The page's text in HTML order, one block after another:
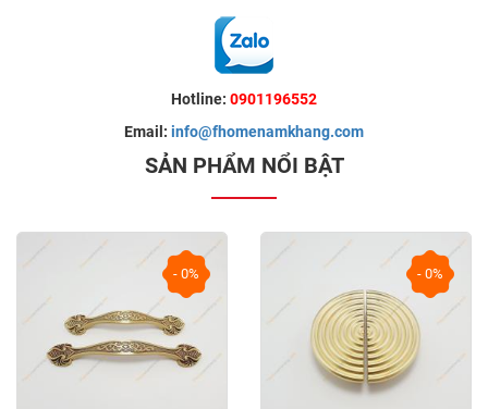
Hotline: 0901196552
Email: info@fhomenamkhang.com
SẢN PHẨM NỔI BẬT
- 0% - 0%